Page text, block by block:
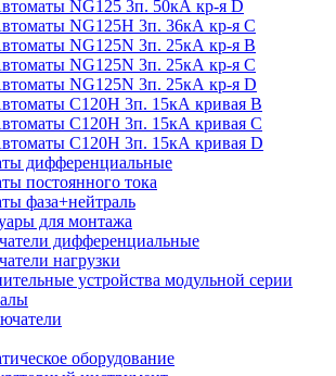
NG125 3п. 50кА кр-я D
NG125H 3п. 36кА кр-я C
NG125N 3п. 25кА кр-я B
NG125N 3п. 25кА кр-я C
NG125N 3п. 25кА кр-я D
С120Н 3п. 15кА кривая B
С120Н 3п. 15кА кривая C
С120Н 3п. 15кА кривая D
дифференциальные
постоянного тока
фаза+нейтраль
для монтажа
дифференциальные
нагрузки
устройства модульной серии
оборудование